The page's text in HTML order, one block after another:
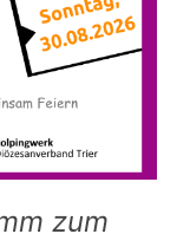
zum